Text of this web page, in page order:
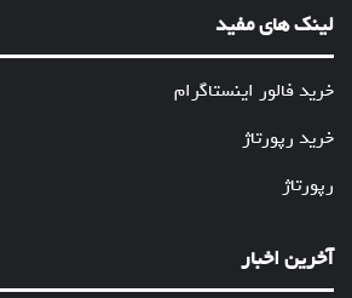
لینک های مفید
خرید فالور اینستاگرام
خرید رپورتاژ
رپورتاژ
آخرین اخبار